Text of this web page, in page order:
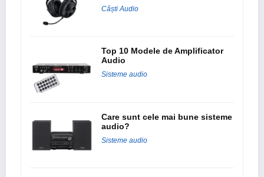
Căști Audio
Top 10 Modele de Amplificator
Audio
Sisteme audio
Care sunt cele mai bune sisteme
audio?
Sisteme audio